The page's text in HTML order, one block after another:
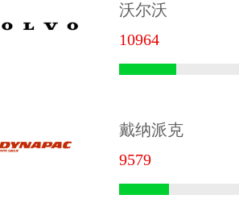
沃尔沃
10964
戴纳派克
9579